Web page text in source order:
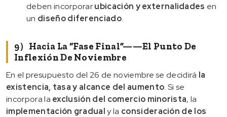
deben incorporarubicación y externalidades en
un diseño diferenciado.
9）Hacia La “fase Final”——El Punto De
Inflexión De Noviembre
En el presupuesto del 26 de noviembre se decidirá la
existencia, tasa y alcance del aumento. Si se
incorpora la exclusión del comercio minorista, la
implementación gradualy la consideración de los